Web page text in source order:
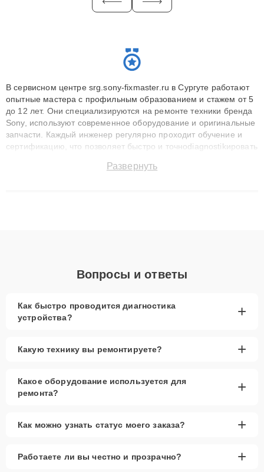
В сервисном центре srg.sony-fixmaster.ru в Сургуте работают
опытные мастера с профильным образованием и стажем от 5
до 12 лет. Они специализируются на ремонте техники бренда
Sony, используют современное оборудование и оригинальные
запчасти. Каждый инженер регулярно проходит обучение и
сертификацию, что позволяет быстро и точноdiagnostikировать
до 3 лет. Наши мастера решают сложные случаи: от замены
Развернуть
Вопросы и ответы
Как быстро проводится диагностика
устройства?
+
Какую технику вы ремонтируете? +
Какое оборудование используется для
ремонта?
+
Как можно узнать статус моего заказа? +
Работаете ли вы честно и прозрачно? +